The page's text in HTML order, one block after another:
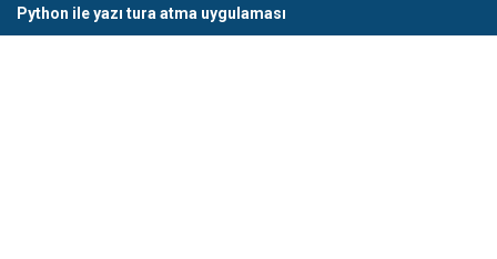
Python ile yazı tura atma uygulaması